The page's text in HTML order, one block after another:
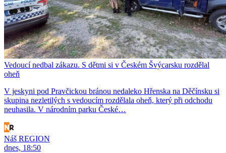
Vedoucí nedbal zákazu. S dětmi si v Českém Švýcarsku rozdělal
oheň
V jeskyni pod Pravčickou bránou nedaleko Hřenska na Děčínsku si
skupina nezletilých s vedoucím rozdělala oheň, který při odchodu
neuhasila. V národním parku České…
Náš REGION
dnes, 18:50